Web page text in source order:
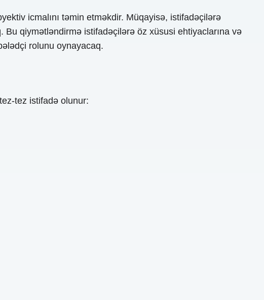
icmalını təmin etməkdir. Müqayisə, istifadəçilərə
qiymətləndirmə istifadəçilərə öz xüsusi ehtiyaclarına və
rolunu oynayacaq.
tez istifadə olunur: